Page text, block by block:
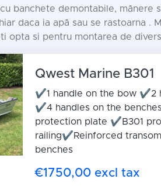
banchete demontabile, mănere
daca ia apă sau se rastoarna .
opta si pentru montarea de
Qwest Marine B301
✔1 handle on the bow ✔2
✔4 handles on the
protection plate ✔B301
railing✔Reinforced
benches
€1750,00 excl tax